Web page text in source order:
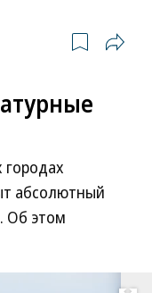
городах
абсолютный
Об этом